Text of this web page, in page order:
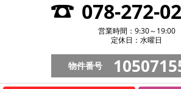
078-272-
営業時間：9:30～19:00
定休日：水曜日
物件番号